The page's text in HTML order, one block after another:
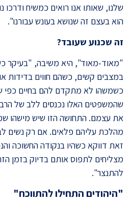
שלנו, שאותו אנו רואים כמשיח
הוא בעצם זה שנושא בעונש עבורנו".
זה שכנוע שעובד?
"מאוד-מאוד", היא משיבה, "בעיקר
במצבים קשים, כשהם חווים בדידות
כשמשהו לא מתקדם להם בחיים כפי
שהמשפטים האלו נכנסים ללב של
את עצמם. התחושה הזו שיש מישהו
מהלכת עליהם פלאים. אם רק נשים
זאת דווקא כשהיו בנקודה החשוכה
מצליחים לתפוס אותם בדיוק בזמן
להתנצר".
"היהודים התחילו להתווכח"